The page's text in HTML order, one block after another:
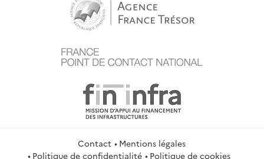
Contact
Mentions légales
Politique de confidentialité
Politique de cookies